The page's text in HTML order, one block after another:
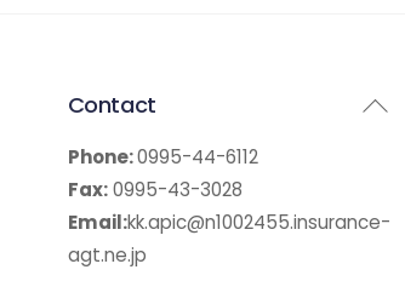
Back
Contact
Phone:0995-44-6112
Fax:0995-43-3028
Email:kk.apic@n1002455.insurance-
agt.ne.jp